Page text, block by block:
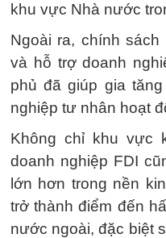
khu vực Nhà nước
Ngoài ra, chính
và hỗ trợ doanh
phủ đã giúp gia
nghiệp tư nhân hoạt
Không chỉ khu vực
doanh nghiệp FDI
lớn hơn trong nền
trở thành điểm đến
nước ngoài, đặc biệt